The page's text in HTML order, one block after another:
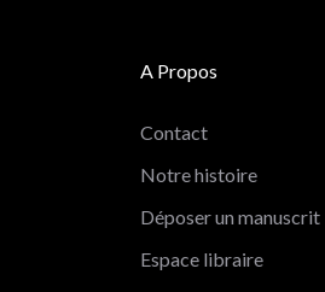
A Propos
Contact
Notre histoire
Déposer un manuscrit
Espace libraire